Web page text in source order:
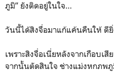
ภูมิ” ยังติดอยู่ในใจ…
วันนี้ได้สิงจื่อมาแก้แค้นคืนให้ ดี
เพราะสิงจื่อเนี่ยหลังจากเกือบเ
จากนั้นตัดสินใจ ช่างแม่งหกภพภู